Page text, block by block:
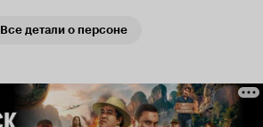
Все детали о персоне